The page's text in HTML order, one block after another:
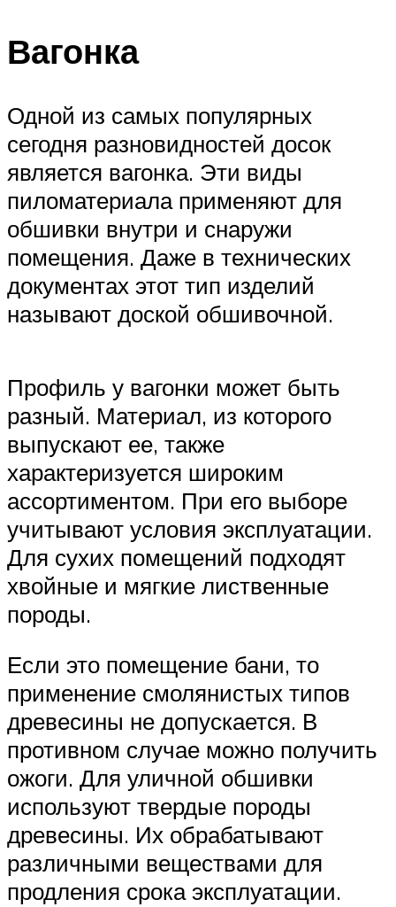
Вагонка
Одной из самых популярных
сегодня разновидностей досок
является вагонка. Эти виды
пиломатериала применяют для
обшивки внутри и снаружи
помещения. Даже в технических
документах этот тип изделий
называют доской обшивочной.
Профиль у вагонки может быть
разный. Материал, из которого
выпускают ее, также
характеризуется широким
ассортиментом. При его выборе
учитывают условия эксплуатации.
Для сухих помещений подходят
хвойные и мягкие лиственные
породы.
Если это помещение бани, то
применение смолянистых типов
древесины не допускается. В
противном случае можно получить
ожоги. Для уличной обшивки
используют твердые породы
древесины. Их обрабатывают
различными веществами для
продления срока эксплуатации.